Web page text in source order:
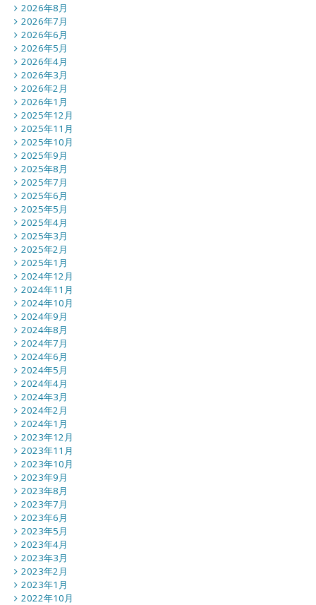
2026年8月
2026年7月
2026年6月
2026年5月
2026年4月
2026年3月
2026年2月
2026年1月
2025年12月
2025年11月
2025年10月
2025年9月
2025年8月
2025年7月
2025年6月
2025年5月
2025年4月
2025年3月
2025年2月
2025年1月
2024年12月
2024年11月
2024年10月
2024年9月
2024年8月
2024年7月
2024年6月
2024年5月
2024年4月
2024年3月
2024年2月
2024年1月
2023年12月
2023年11月
2023年10月
2023年9月
2023年8月
2023年7月
2023年6月
2023年5月
2023年4月
2023年3月
2023年2月
2023年1月
2022年10月